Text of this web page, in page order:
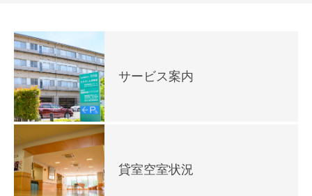
サービス案内
貸室空室状況